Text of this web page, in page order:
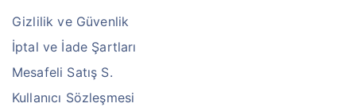
Gizlilik ve Güvenlik
İptal ve İade Şartları
Mesafeli Satış S.
Kullanıcı Sözleşmesi